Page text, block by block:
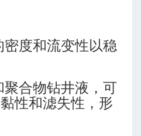
度和流变性以稳
合物钻井液，可
性和滤失性，形